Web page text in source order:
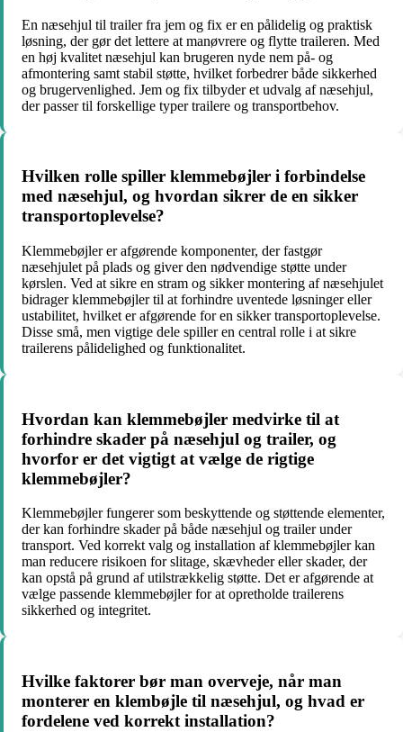
En næsehjul til trailer fra jem og fix er en pålidelig og praktisk
løsning, der gør det lettere at manøvrere og flytte traileren. Med
en høj kvalitet næsehjul kan brugeren nyde nem på- og
afmontering samt stabil støtte, hvilket forbedrer både sikkerhed
og brugervenlighed. Jem og fix tilbyder et udvalg af næsehjul,
der passer til forskellige typer trailere og transportbehov.
Hvilken rolle spiller klemmebøjler i forbindelse
med næsehjul, og hvordan sikrer de en sikker
transportoplevelse?
Klemmebøjler er afgørende komponenter, der fastgør
næsehjulet på plads og giver den nødvendige støtte under
kørslen. Ved at sikre en stram og sikker montering af næsehjulet
bidrager klemmebøjler til at forhindre uventede løsninger eller
ustabilitet, hvilket er afgørende for en sikker transportoplevelse.
Disse små, men vigtige dele spiller en central rolle i at sikre
trailerens pålidelighed og funktionalitet.
Hvordan kan klemmebøjler medvirke til at
forhindre skader på næsehjul og trailer, og
hvorfor er det vigtigt at vælge de rigtige
klemmebøjler?
Klemmebøjler fungerer som beskyttende og støttende elementer,
der kan forhindre skader på både næsehjul og trailer under
transport. Ved korrekt valg og installation af klemmebøjler kan
man reducere risikoen for slitage, skævheder eller skader, der
kan opstå på grund af utilstrækkelig støtte. Det er afgørende at
vælge passende klemmebøjler for at opretholde trailerens
sikkerhed og integritet.
Hvilke faktorer bør man overveje, når man
monterer en klembøjle til næsehjul, og hvad er
fordelene ved korrekt installation?